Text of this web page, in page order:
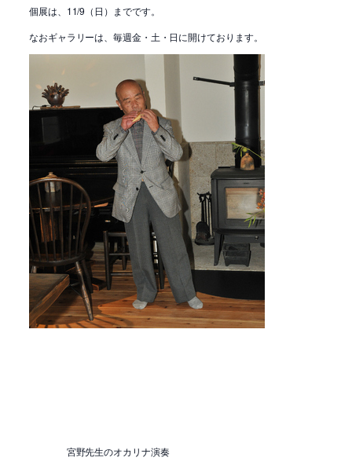
個展は、11/9（日）までです。
なおギャラリーは、毎週金・土・日に開けております。
宮野先生のオカリナ演奏